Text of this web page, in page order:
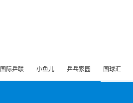
国际乒联 小鱼儿 乒乓家园 国球汇